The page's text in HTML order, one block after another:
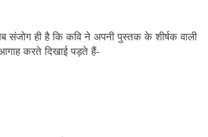
श्री हनुमानजी का जन्म
3 Years Ago
मित्रता दिवस पर विशेष “किताबों के पन्नों से लेकर अनकही कहानियों तक”
कहां चला गया पुलिस के हाथों
ही है कि कवि ने अपनी पुस्तक के शीर्षक वाली
करते दिखाई पड़ते हैं-